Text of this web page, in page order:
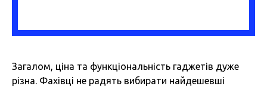
Загалом, ціна та функціональність гаджетів дуже
різна. Фахівці не радять вибирати найдешевші